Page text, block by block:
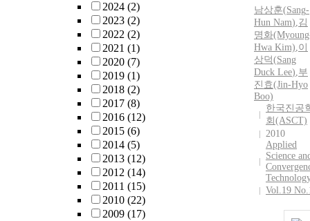
2024 (2)
2023 (2)
2022 (2)
2021 (1)
2020 (7)
2019 (1)
2018 (2)
2017 (8)
2016 (12)
2015 (6)
2014 (5)
2013 (12)
2012 (14)
2011 (15)
2010 (22)
2009 (17)
남상훈(Sang-
Hun Nam),김
명화
Hwa Kim),이
상덕(Sang
Duck Lee),부
진효(Jin-Hyo
Boo)
한국진공
회(ASCT)
2010
Applied
Science
Vol.19